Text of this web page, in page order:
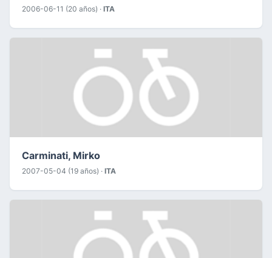
2006-06-11 (20 años) · ITA
Carminati, Mirko
2007-05-04 (19 años) · ITA